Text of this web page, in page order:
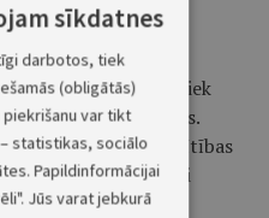
iestādēs, kurās tiek
programmas.
nosaka šajās izglītības
kuri apgūstami
sīkdatnes
darbotos, tiek
(obligātās)
var tikt
statistikas, sociālo
Papildinformācijai
Jūs varat jebkurā